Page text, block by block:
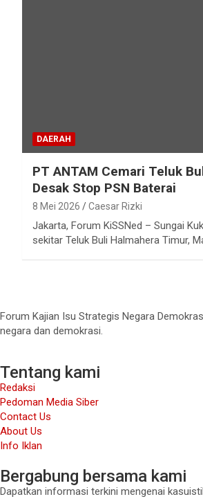
DAERAH
PT ANTAM Cemari Teluk
Desak Stop PSN Baterai
8 Mei 2026 Caesar Rizki
Jakarta, Forum KiSSNed – Sungai
sekitar Teluk Buli Halmahera Timur,
Forum Kajian Isu Strategis Negara
negara dan demokrasi.
Tentang kami
Redaksi
Pedoman Media Siber
Contact Us
About Us
Info Iklan
Bergabung bersama kami
Dapatkan informasi terkini mengenai